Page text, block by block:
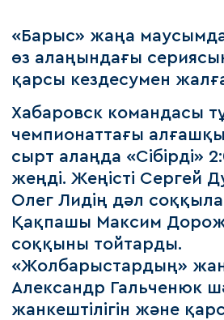
«Барыс» жаңа
өз алаңындағы
қарсы кездесумен
Хабаровск командасы
чемпионаттағы
сырт алаңда «Сібірді»
жеңді. Жеңісті Сергей
Олег Лидің дәл
Қақпашы Максим
соққыны тойтарды.
«Жолбарыстардың»
Александр Гальченюк
жанкештілігін және